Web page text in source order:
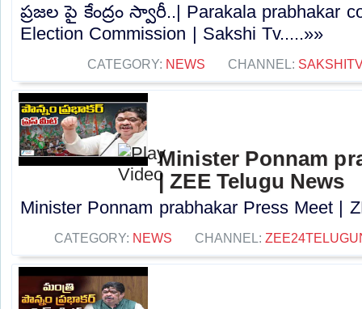
ప్రజల పై కేంద్రం స్వారీ..| Parakala prabhakar
Election Commission | Sakshi Tv.....»»
CATEGORY: NEWS CHANNEL:
Minister Ponnam
| ZEE Telugu News
Minister Ponnam prabhakar Press Meet |
CATEGORY: NEWS CHANNEL: